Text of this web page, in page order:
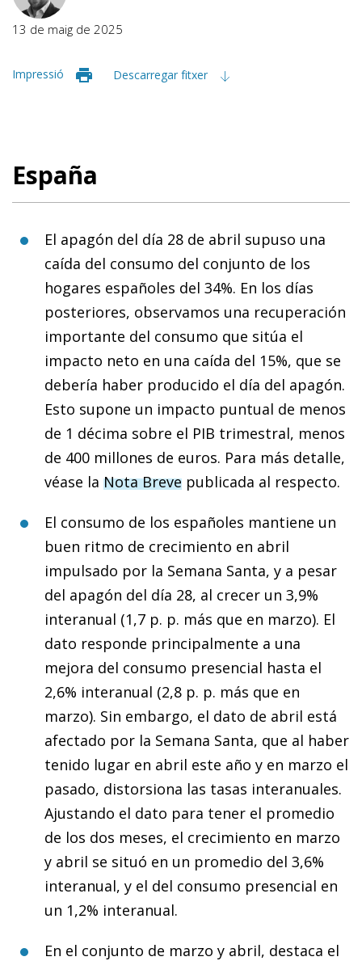
13 de maig de 2025
Impressió Descarregar fitxer
España
El apagón del día 28 de abril supuso una
caída del consumo del conjunto de los
hogares españoles del 34%. En los días
posteriores, observamos una recuperación
importante del consumo que sitúa el
impacto neto en una caída del 15%, que se
debería haber producido el día del apagón.
Esto supone un impacto puntual de menos
de 1 décima sobre el PIB trimestral, menos
de 400 millones de euros. Para más detalle,
véase la Nota Breve publicada al respecto.
El consumo de los españoles mantiene un
buen ritmo de crecimiento en abril
impulsado por la Semana Santa, y a pesar
del apagón del día 28, al crecer un 3,9%
interanual (1,7 p. p. más que en marzo). El
dato responde principalmente a una
mejora del consumo presencial hasta el
2,6% interanual (2,8 p. p. más que en
marzo). Sin embargo, el dato de abril está
afectado por la Semana Santa, que al haber
tenido lugar en abril este año y en marzo el
pasado, distorsiona las tasas interanuales.
Ajustando el dato para tener el promedio
de los dos meses, el crecimiento en marzo
y abril se situó en un promedio del 3,6%
interanual, y el del consumo presencial en
un 1,2% interanual.
En el conjunto de marzo y abril, destaca el